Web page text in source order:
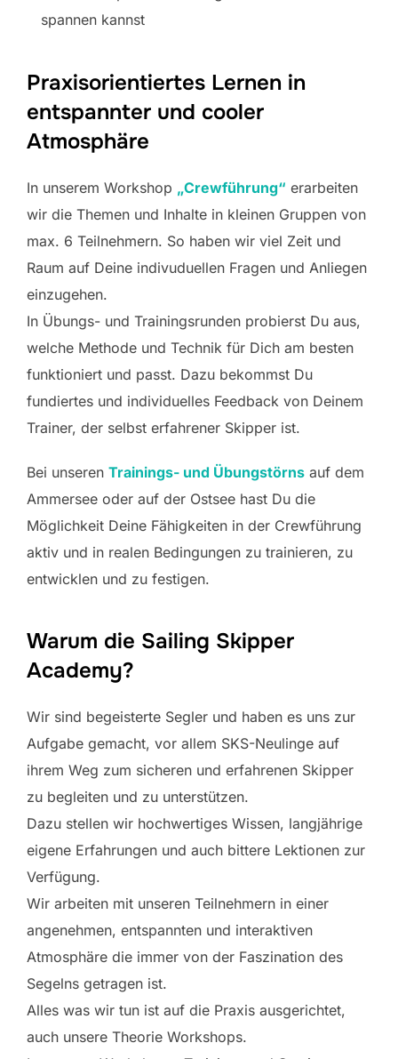
spannen kannst
Praxisorientiertes Lernen in
entspannter und cooler
Atmosphäre
In unserem Workshop „Crewführung“ erarbeiten
wir die Themen und Inhalte in kleinen Gruppen von
max. 6 Teilnehmern. So haben wir viel Zeit und
Raum auf Deine indivuduellen Fragen und Anliegen
einzugehen.
In Übungs- und Trainingsrunden probierst Du aus,
welche Methode und Technik für Dich am besten
funktioniert und passt. Dazu bekommst Du
fundiertes und individuelles Feedback von Deinem
Trainer, der selbst erfahrener Skipper ist.
Bei unseren Trainings- und Übungstörns auf dem
Ammersee oder auf der Ostsee hast Du die
Möglichkeit Deine Fähigkeiten in der Crewführung
aktiv und in realen Bedingungen zu trainieren, zu
entwicklen und zu festigen.
Warum die Sailing Skipper
Academy?
Wir sind begeisterte Segler und haben es uns zur
Aufgabe gemacht, vor allem SKS-Neulinge auf
ihrem Weg zum sicheren und erfahrenen Skipper
zu begleiten und zu unterstützen.
Dazu stellen wir hochwertiges Wissen, langjährige
eigene Erfahrungen und auch bittere Lektionen zur
Verfügung.
Wir arbeiten mit unseren Teilnehmern in einer
angenehmen, entspannten und interaktiven
Atmosphäre die immer von der Faszination des
Segelns getragen ist.
Alles was wir tun ist auf die Praxis ausgerichtet,
auch unsere Theorie Workshops.